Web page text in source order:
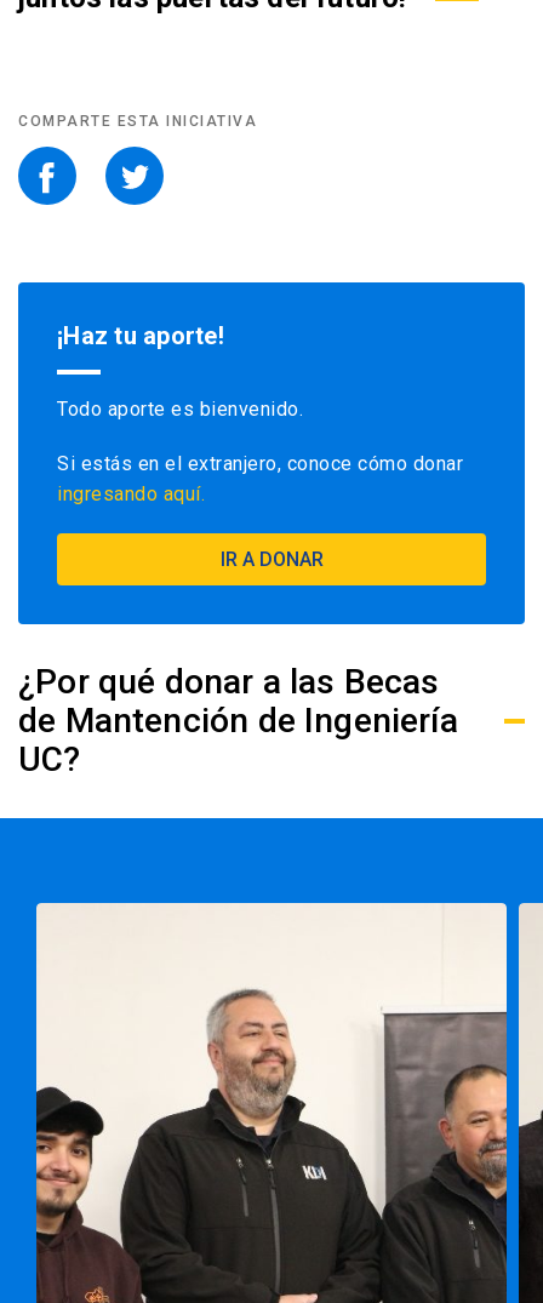
COMPARTE ESTA INICIATIVA
¡Haz tu aporte!
Todo aporte es bienvenido.
Si estás en el extranjero, conoce cómo donar
ingresando aquí.
IR A DONAR
¿Por qué donar a las Becas
de Mantención de Ingeniería
UC?